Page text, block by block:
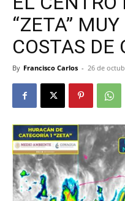
“ZETA”
COSTAS DE
By Francisco Carlos - 26 de